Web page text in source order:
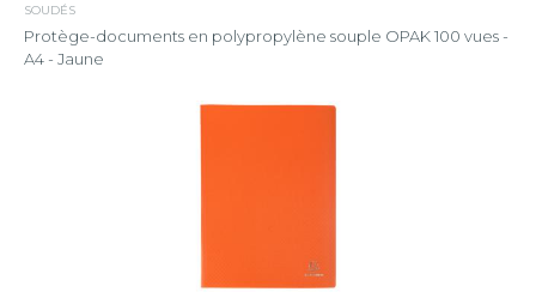
SOUDÉS
Protège-documents en polypropylène souple OPAK 100 vues -
A4 - Jaune